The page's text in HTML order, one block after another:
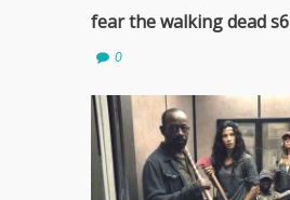
fear the walking dead s6
0